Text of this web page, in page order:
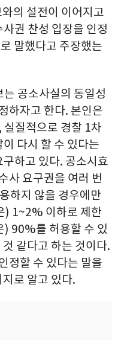
의 설전이 이어지고
권 찬성 입장을 인정
말했다고 주장했는
공소사실의 동일성
하자고 한다. 본인은
질적으로 경찰 1차
다시 할 수 있다는
하고 있다. 공소시효
사 요구권을 여러 번
하지 않을 경우에만
) 1~2% 이하로 제한
) 90%를 허용할 수 있
같다고 하는 것이다.
정할 수 있다는 말을
로 알고 있다.